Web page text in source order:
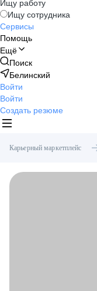
Ищу работу
Ищу сотрудника
Сервисы
Помощь
Ещё
Поиск
Белинский
Войти
Войти
Создать резюме
Карьерный маркетплейс